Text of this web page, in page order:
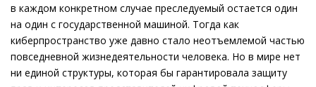
в каждом конкретном случае преследуемый остается один
на один с государственной машиной. Тогда как
киберпространство уже давно стало неотъемлемой частью
повседневной жизнедеятельности человека. Но в мире нет
ни единой структуры, которая бы гарантировала защиту